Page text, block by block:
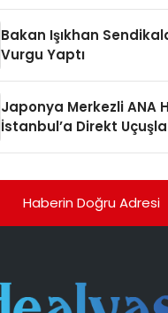
Bakan Işıkhan
Vurgu Yaptı
Japonya Merkezli ANA
İstanbul’a Direkt
Haberin Doğru Adresi